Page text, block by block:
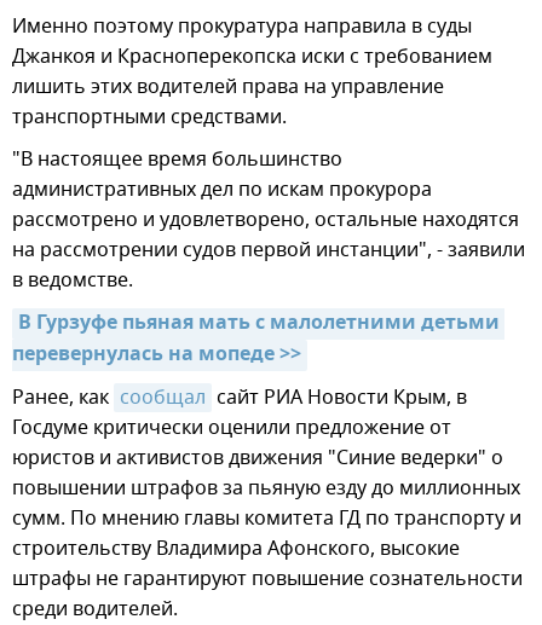
Именно поэтому прокуратура направила в суды
Джанкоя и Красноперекопска иски с требованием
лишить этих водителей права на управление
транспортными средствами.
"В настоящее время большинство
административных дел по искам прокурора
рассмотрено и удовлетворено, остальные находятся
на рассмотрении судов первой инстанции", - заявили
в ведомстве.
В Гурзуфе пьяная мать с малолетними детьми
перевернулась на мопеде >>
Ранее, как сообщал сайт РИА Новости Крым, в
Госдуме критически оценили предложение от
юристов и активистов движения "Синие ведерки" о
повышении штрафов за пьяную езду до миллионных
сумм. По мнению главы комитета ГД по транспорту и
строительству Владимира Афонского, высокие
штрафы не гарантируют повышение сознательности
среди водителей.